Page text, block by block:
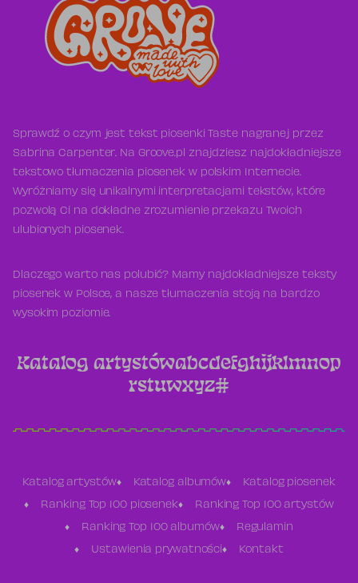
Sprawdź o czym jest tekst piosenki Taste nagranej przez
Sabrina Carpenter. Na Groove.pl znajdziesz najdokładniejsze
tekstowo tłumaczenia piosenek w polskim Internecie.
Wyróżniamy się unikalnymi interpretacjami tekstów, które
pozwolą Ci na dokładne zrozumienie przekazu Twoich
ulubionych piosenek.
Dlaczego warto nas polubić? Mamy najdokładniejsze teksty
piosenek w Polsce, a nasze tłumaczenia stoją na bardzo
wysokim poziomie.
Katalog artystówabcdefghijklmnop
rstuwxyz#
Katalog artystów Katalog albumów Katalog piosenek
Ranking Top 100 piosenek Ranking Top 100 artystów
Ranking Top 100 albumów Regulamin
Ustawienia prywatności Kontakt